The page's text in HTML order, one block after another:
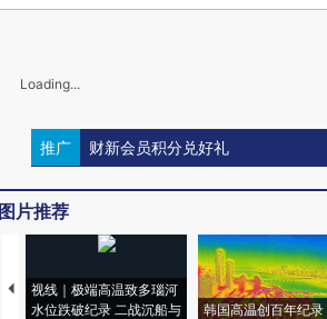
Loading...
推广 财新会员积分兑好礼
图片推荐
视线｜极端高温致多瑙河
水位跌破纪录 二战沉船与
韩国高温创百年纪录